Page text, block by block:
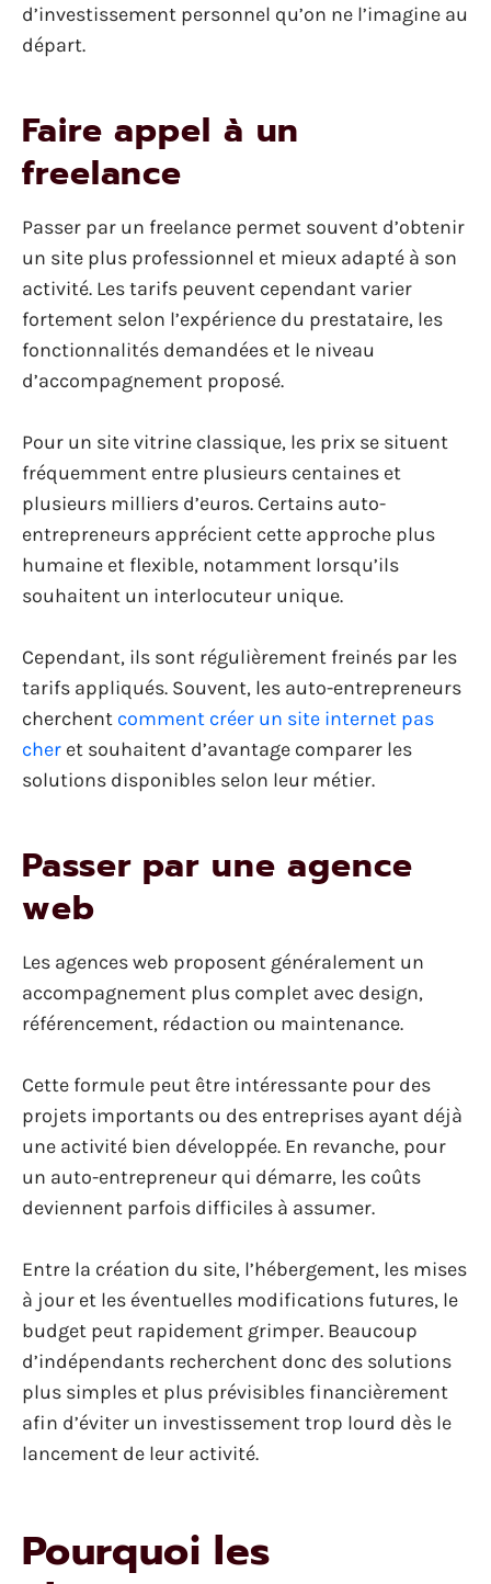
d’investissement personnel qu’on ne l’imagine au
départ.
Faire appel à un
freelance
Passer par un freelance permet souvent d’obtenir
un site plus professionnel et mieux adapté à son
activité. Les tarifs peuvent cependant varier
fortement selon l’expérience du prestataire, les
fonctionnalités demandées et le niveau
d’accompagnement proposé.
Pour un site vitrine classique, les prix se situent
fréquemment entre plusieurs centaines et
plusieurs milliers d’euros. Certains auto-
entrepreneurs apprécient cette approche plus
humaine et flexible, notamment lorsqu’ils
souhaitent un interlocuteur unique.
Cependant, ils sont régulièrement freinés par les
tarifs appliqués. Souvent, les auto-entrepreneurs
cherchent comment créer un site internet pas
cher et souhaitent d’avantage comparer les
solutions disponibles selon leur métier.
Passer par une agence
web
Les agences web proposent généralement un
accompagnement plus complet avec design,
référencement, rédaction ou maintenance.
Cette formule peut être intéressante pour des
projets importants ou des entreprises ayant déjà
une activité bien développée. En revanche, pour
un auto-entrepreneur qui démarre, les coûts
deviennent parfois difficiles à assumer.
Entre la création du site, l’hébergement, les mises
à jour et les éventuelles modifications futures, le
budget peut rapidement grimper. Beaucoup
d’indépendants recherchent donc des solutions
plus simples et plus prévisibles financièrement
afin d’éviter un investissement trop lourd dès le
lancement de leur activité.
Pourquoi les